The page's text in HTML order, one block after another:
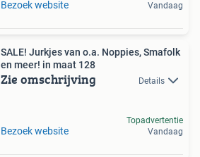
Bezoek website
Vandaag
SALE! Jurkjes van o.a. Noppies, Smafolk
en meer! in maat 128
Zie omschrijving Details
Bezoek website
Topadvertentie
Vandaag